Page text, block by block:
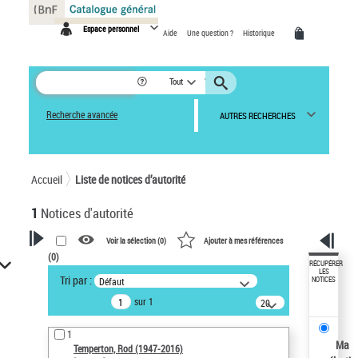
Espace personnel Aide Une question ? Historique
Tout
Recherche avancée AUTRES RECHERCHES
Accueil Liste de notices d’autorité
1 Notices d'autorité
VOTRE RECHERCHE
Recherche avancée dans les
notices d’autorité
Œuvres liées à l'auteur :
Temperton, Rod (1947-2016)
Voir la sélection (0) Ajouter à mes références
(0)
Tri par : Défaut
sur 1
20
résultats/page
1
Temperton, Rod (1947-2016)
RÉCUPÉRER
LES
NOTICES
Ma
Panneau de gestion des cookies